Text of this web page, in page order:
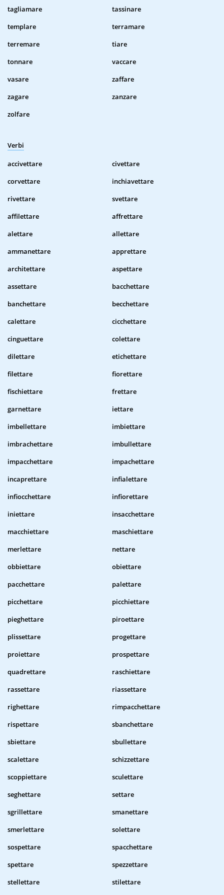
tagliamare
tassinare
templare
terramare
terremare
tiare
tonnare
vaccare
vasare
zaffare
zagare
zanzare
zolfare
Verbi
accivettare
civettare
corvettare
inchiavettare
rivettare
svettare
affilettare
affrettare
alettare
allettare
ammanettare
apprettare
architettare
aspettare
assettare
bacchettare
banchettare
becchettare
calettare
cicchettare
cinguettare
colettare
dilettare
etichettare
filettare
fiorettare
fischiettare
frettare
garnettare
iettare
imbellettare
imbiettare
imbrachettare
imbullettare
impacchettare
impachettare
incaprettare
infialettare
infiocchettare
infiorettare
iniettare
insacchettare
macchiettare
maschiettare
merlettare
nettare
obbiettare
obiettare
pacchettare
palettare
picchettare
picchiettare
pieghettare
piroettare
plissettare
progettare
proiettare
prospettare
quadrettare
raschiettare
rassettare
riassettare
righettare
rimpacchettare
rispettare
sbanchettare
sbiettare
sbullettare
scalettare
schizzettare
scoppiettare
sculettare
seghettare
settare
sgrillettare
smanettare
smerlettare
solettare
sospettare
spacchettare
spettare
spezzettare
stellettare
stilettare